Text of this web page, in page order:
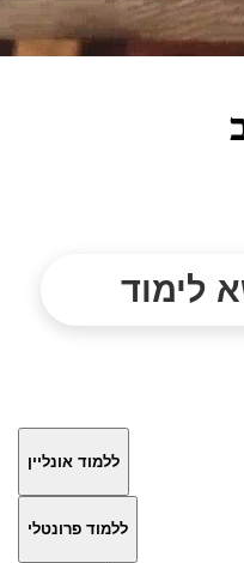
ללמוד אונליין
ללמוד פרונטלי